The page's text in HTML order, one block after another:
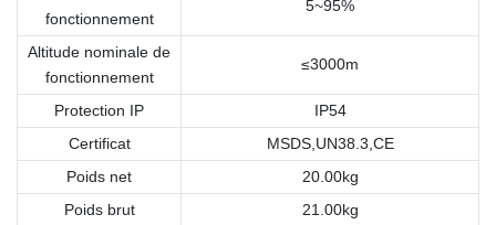
fonctionnement
5~95%
Altitude nominale de
fonctionnement
≤3000m
Protection IP
IP54
Certificat
MSDS,UN38.3,CE
Poids net
20.00kg
Poids brut
21.00kg